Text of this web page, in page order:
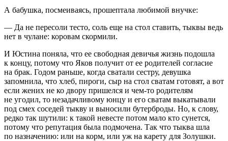
А бабушка, посмеиваясь, прошептала любимой внучке:
— Да не пересоли тесто, соль еще на стол ставить, тыквы ведь
нет в чулане: коровам скормили.
И Юстина поняла, что ее свободная девичья жизнь подошла
к концу, потому что Яков получит от ее родителей согласие
на брак. Годом раньше, когда сватали сестру, девушка
запомнила, что хлеб, пироги, сыр на стол сватам готовят, а вот
если жених не ко двору пришелся и чем-то родителям
не угодил, то незадачливому юнцу и его сватам выкатывали
под смех соседей тыкву и выносили бутерброды. Но, к слову,
редко так шутили: к такой невесте потом мало кто сунется,
потому что репутация была подмочена. Так что тыква шла
по назначению: или на корм, или уж на карету для Золушки.